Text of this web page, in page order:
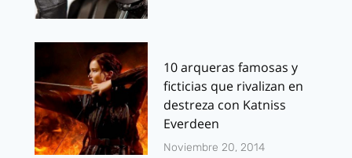
10 arqueras famosas y
ficticias que rivalizan en
destreza con Katniss
Everdeen
Noviembre 20, 2014